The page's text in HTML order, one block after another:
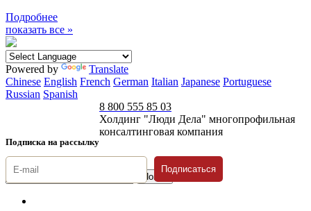
Подробнее
показать все »
Powered by
Translate
Chinese English French German Italian Japanese Portuguese
Russian Spanish
Подписка на рассылку
8 800 555 85 03
Холдинг "Люди Дела" многопрофильная
консалтинговая компания
Подписаться